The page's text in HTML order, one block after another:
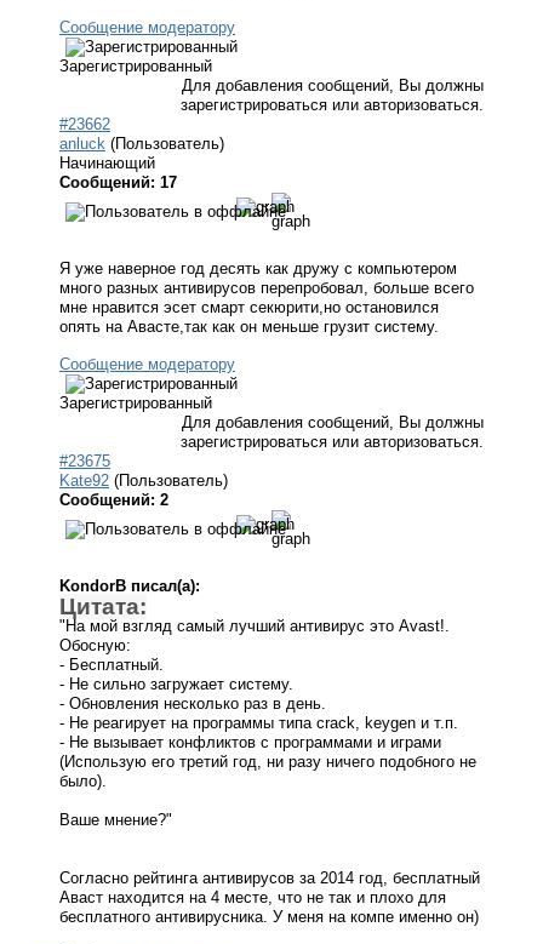
Сообщение модератору
Зарегистрированный
Для добавления сообщений, Вы должны
зарегистрироваться или авторизоваться.
#23662
anluck (Пользователь)
Начинающий
Сообщений: 17
Я уже наверное год десять как дружу с компьютером
много разных антивирусов перепробовал, больше всего
мне нравится эсет смарт секюрити,но остановился
опять на Авасте,так как он меньше грузит систему.
Сообщение модератору
Зарегистрированный
Для добавления сообщений, Вы должны
зарегистрироваться или авторизоваться.
#23675
Kate92 (Пользователь)
Сообщений: 2
KondorB писал(а):
Цитата:
"На мой взгляд самый лучший антивирус это Avast!.
Обосную:
- Бесплатный.
- Не сильно загружает систему.
- Обновления несколько раз в день.
- Не реагирует на программы типа crack, keygen и т.п.
- Не вызывает конфликтов с программами и играми
(Использую его третий год, ни разу ничего подобного не
было).
Ваше мнение?"
Согласно рейтинга антивирусов за 2014 год, бесплатный
Аваст находится на 4 месте, что не так и плохо для
бесплатного антивирусника. У меня на компе именно он)